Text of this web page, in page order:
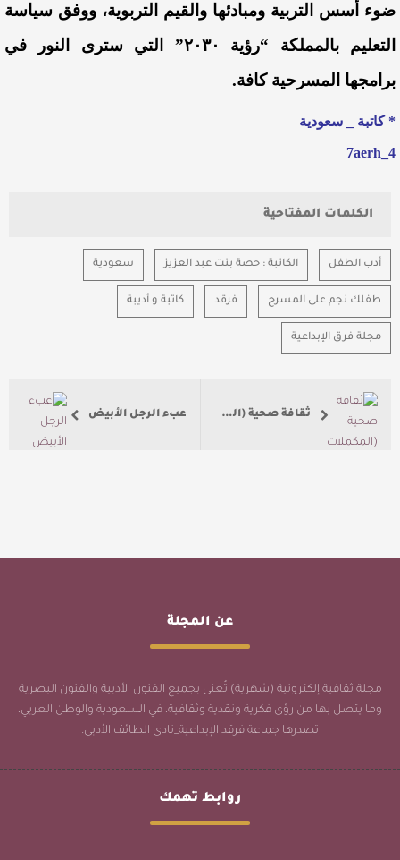
ضوء أسس التربية ومبادئها والقيم التربوية، ووفق سياسة
التعليم بالمملكة “رؤية ٢٠٣٠” التي سترى النور في
برامجها المسرحية كافة.
* كاتبة _ سعودية
7aerh_4
الكلمات المفتاحية
أدب الطفل الكاتبة : حصة بنت عبد العزيز سعودية
طفلك نجم على المسرح فرقد كاتبة و أديبة
مجلة فرق الإبداعية
ثقافة صحية (المكملات الغذائية) عبء الرجل الأبيض
عن المجلة
مجلة ثقافية إلكترونية (شهرية) تُعنى بجميع الفنون الأدبية والفنون البصرية
وما يتصل بها من رؤى فكرية ونقدية وثقافية، في السعودية والوطن العربي،
تصدرها جماعة فرقد الإبداعية_نادي الطائف الأدبي.
روابط تهمك